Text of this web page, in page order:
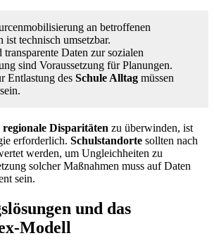
an betroffenen
ist technisch umsetzbar.
Daten zur sozialen
sind Voraussetzung für Planungen.
Entlastung des Schule Alltag müssen
regionale Disparitäten zu überwinden, ist
erforderlich. Schulstandorte sollten nach
werden, um Ungleichheiten zu
solcher Maßnahmen muss auf Daten
sein.
und das